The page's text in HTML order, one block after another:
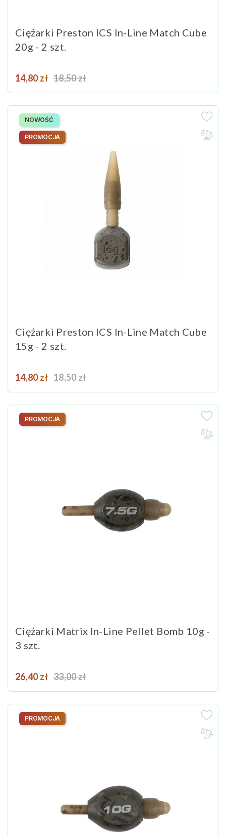
Ciężarki Preston ICS In-Line Match Cube
20g - 2 szt.
Cena
14,80 zł Cena podstawowa
18,50 zł
Ciężarki Preston ICS In-Line Match Cube
15g - 2 szt.
Cena
14,80 zł Cena podstawowa
18,50 zł
NOWOŚĆ
PROMOCJA
Ciężarki Matrix In-Line Pellet Bomb 10g -
3 szt.
Cena
26,40 zł Cena podstawowa
33,00 zł
PROMOCJA
PROMOCJA